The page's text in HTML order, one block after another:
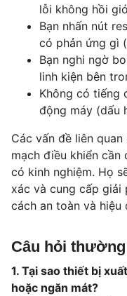
lỗi không hồi
Bạn nhấn nút
có phản ứng gì
Bạn nghi ngờ
linh kiện bên
Không có tiếng
động máy (dấu
Các vấn đề liên
mạch điều khiển
có kinh nghiệm. Họ
xác và cung cấp
cách an toàn và hiệu
Câu hỏi
1. Tại sao thiết bị
hoặc ngăn mát?